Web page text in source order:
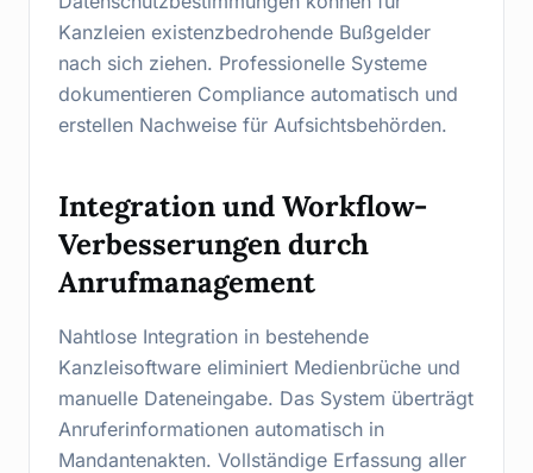
Kanzleien existenzbedrohende Bußgelder
nach sich ziehen. Professionelle Systeme
dokumentieren Compliance automatisch und
erstellen Nachweise für Aufsichtsbehörden.
Integration und Workflow-
Verbesserungen durch
Anrufmanagement
Nahtlose Integration in bestehende
Kanzleisoftware eliminiert Medienbrüche und
manuelle Dateneingabe. Das System überträgt
Anruferinformationen automatisch in
Mandantenakten. Vollständige Erfassung aller